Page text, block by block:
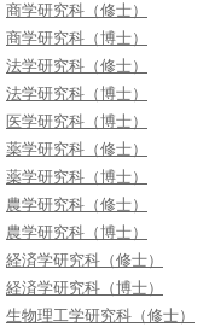
商学研究科（修士）
商学研究科（博士）
法学研究科（修士）
法学研究科（博士）
医学研究科（博士）
薬学研究科（修士）
薬学研究科（博士）
農学研究科（修士）
農学研究科（博士）
経済学研究科（修士）
経済学研究科（博士）
生物理工学研究科（修士）